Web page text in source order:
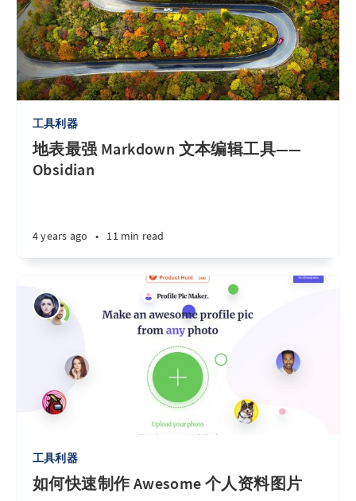
工具利器
地表最强 Markdown 文本编辑工具——
Obsidian
4 years ago • 11 min read
工具利器
如何快速制作 Awesome 个人资料图片